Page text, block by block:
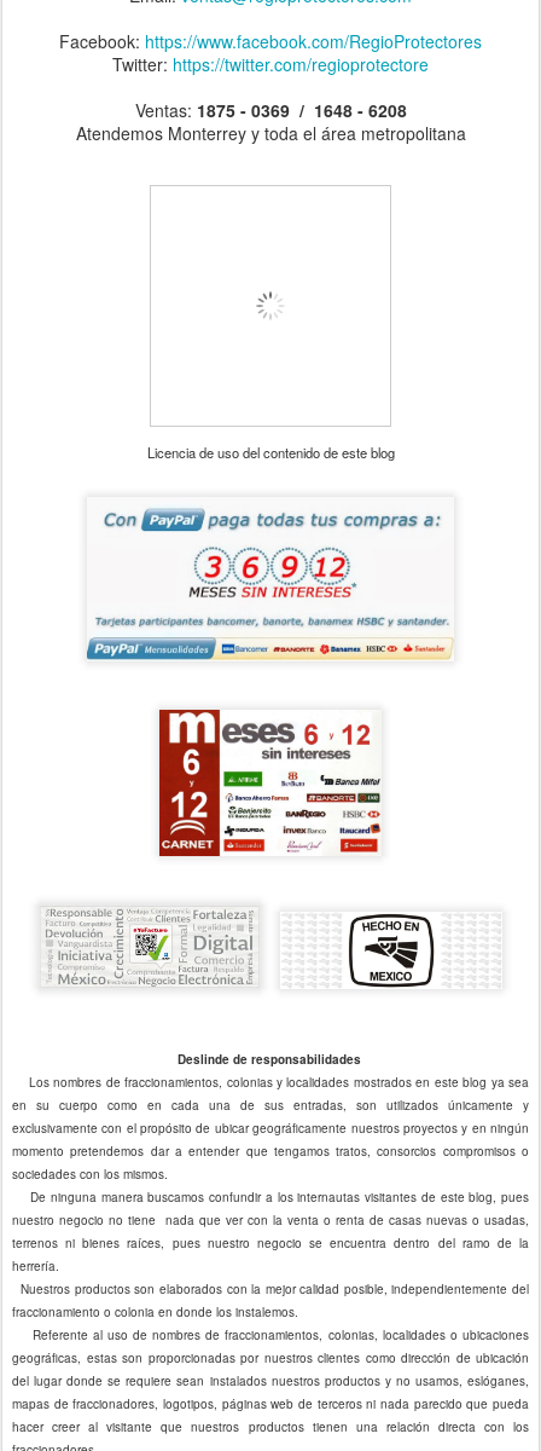
Facebook: https://www.facebook.com/RegioProtectores
Twitter: https://twitter.com/regioprotectore
Ventas: 1875 - 0369 / 1648 - 6208
Atendemos Monterrey y toda el área metropolitana
Licencia de uso del contenido de este blog
Deslinde de responsabilidades
Los nombres de fraccionamientos, colonias y localidades mostrados en este blog ya sea
en su cuerpo como en cada una de sus entradas, son utilizados únicamente y
exclusivamente con el propósito de ubicar geográficamente nuestros proyectos y en ningún
momento pretendemos dar a entender que tengamos tratos, consorcios compromisos o
sociedades con los mismos.
De ninguna manera buscamos confundir a los internautas visitantes de este blog, pues
nuestro negocio no tiene nada que ver con la venta o renta de casas nuevas o usadas,
terrenos ni bienes raíces, pues nuestro negocio se encuentra dentro del ramo de la
herrería.
Nuestros productos son elaborados con la mejor calidad posible, independientemente del
fraccionamiento o colonia en donde los instalemos.
Referente al uso de nombres de fraccionamientos, colonias, localidades o ubicaciones
geográficas, estas son proporcionadas por nuestros clientes como dirección de ubicación
del lugar donde se requiere sean instalados nuestros productos y no usamos, eslóganes,
mapas de fraccionadores, logotipos, páginas web de terceros ni nada parecido que pueda
hacer creer al visitante que nuestros productos tienen una relación directa con los